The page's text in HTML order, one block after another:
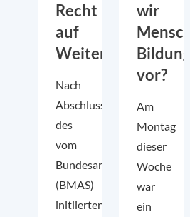
Recht
auf
Weiterbildung
Nach
Abschluss
des
vom
Bundesarbeitsministerium
(BMAS)
initiierten
wir
vor?
Am
Montag
dieser
Woche
war
ein